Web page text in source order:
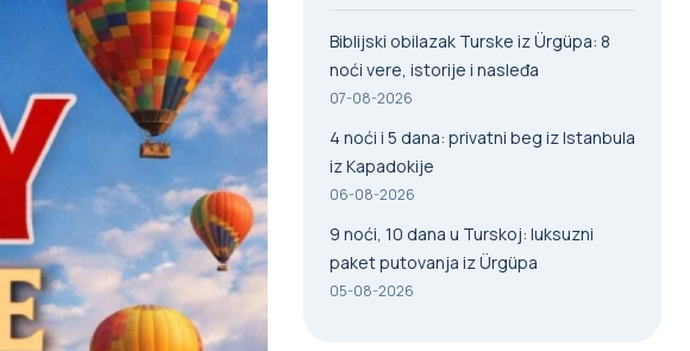
Biblijski obilazak Turske iz Ürgüpa: 8
noći vere, istorije i nasleđa
07-08-2026
4 noći i 5 dana: privatni beg iz Istanbula
iz Kapadokije
06-08-2026
9 noći, 10 dana u Turskoj: luksuzni
paket putovanja iz Ürgüpa
05-08-2026